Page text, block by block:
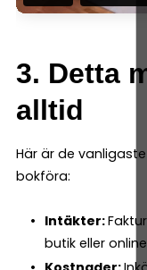
3. Detta
alltid
Här är de
bokföra:
Intäkter:
butik eller